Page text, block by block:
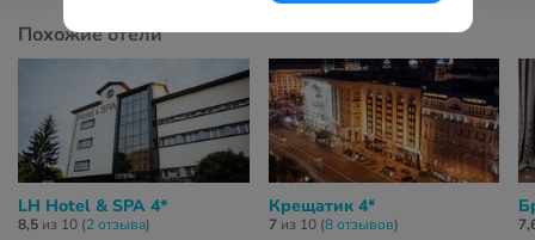
Похожие отели
LH Hotel & SPA 4*
8,5 из 10 (2 отзывa)
Крещатик 4*
7из 10 (8 отзывов)